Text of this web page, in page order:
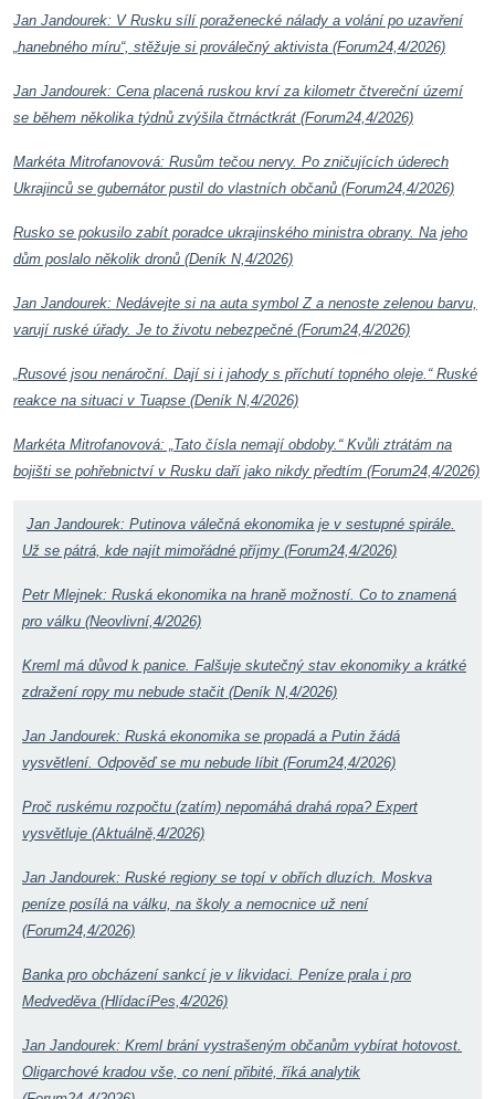
Jan Jandourek: V Rusku sílí poraženecké nálady a volání po uzavření
„hanebného míru“, stěžuje si proválečný aktivista (Forum24,4/2026)
Jan Jandourek: Cena placená ruskou krví za kilometr čtvereční území
se během několika týdnů zvýšila čtrnáctkrát (Forum24,4/2026)
Markéta Mitrofanovová: Rusům tečou nervy. Po zničujících úderech
Ukrajinců se gubernátor pustil do vlastních občanů (Forum24,4/2026)
Rusko se pokusilo zabít poradce ukrajinského ministra obrany. Na jeho
dům poslalo několik dronů (Deník N,4/2026)
Jan Jandourek: Nedávejte si na auta symbol Z a nenoste zelenou barvu,
varují ruské úřady. Je to životu nebezpečné (Forum24,4/2026)
„Rusové jsou nenároční. Dají si i jahody s příchutí topného oleje.“ Ruské
reakce na situaci v Tuapse (Deník N,4/2026)
Markéta Mitrofanovová: „Tato čísla nemají obdoby.“ Kvůli ztrátám na
bojišti se pohřebnictví v Rusku daří jako nikdy předtím (Forum24,4/2026)
Jan Jandourek: Putinova válečná ekonomika je v sestupné spirále.
Už se pátrá, kde najít mimořádné příjmy (Forum24,4/2026)
Petr Mlejnek: Ruská ekonomika na hraně možností. Co to znamená
pro válku (Neovlivní,4/2026)
Kreml má důvod k panice. Falšuje skutečný stav ekonomiky a krátké
zdražení ropy mu nebude stačit (Deník N,4/2026)
Jan Jandourek: Ruská ekonomika se propadá a Putin žádá
vysvětlení. Odpověď se mu nebude líbit (Forum24,4/2026)
Proč ruskému rozpočtu (zatím) nepomáhá drahá ropa? Expert
vysvětluje (Aktuálně,4/2026)
Jan Jandourek: Ruské regiony se topí v obřích dluzích. Moskva
peníze posílá na válku, na školy a nemocnice už není
(Forum24,4/2026)
Banka pro obcházení sankcí je v likvidaci. Peníze prala i pro
Medveděva (HlídacíPes,4/2026)
Jan Jandourek: Kreml brání vystrašeným občanům vybírat hotovost.
Oligarchové kradou vše, co není přibité, říká analytik